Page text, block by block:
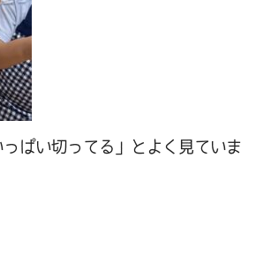
ぱい切ってる」とよく見ていま